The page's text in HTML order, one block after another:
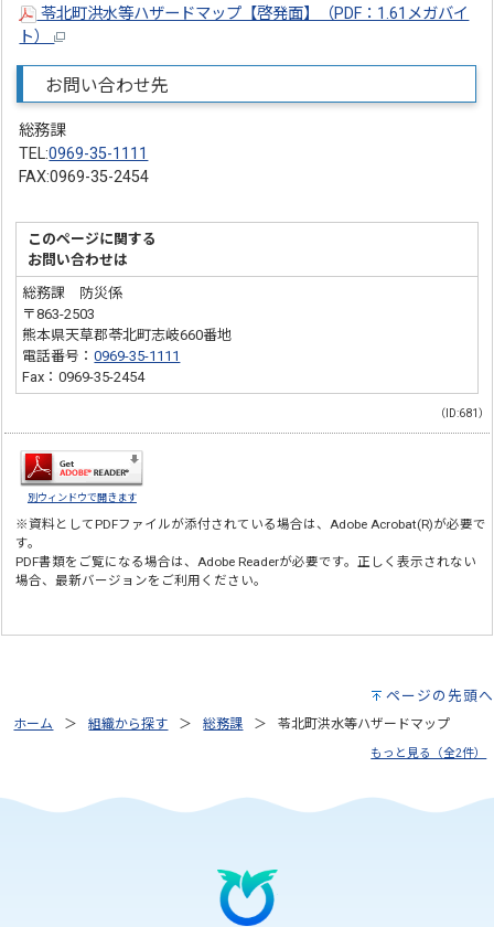
苓北町洪水等ハザードマップ【啓発面】（PDF：1.61メガバイ
ト）
お問い合わせ先
総務課
TEL:0969-35-1111
FAX:0969-35-2454
このページに関する
お問い合わせは
総務課 防災係
〒863-2503
熊本県天草郡苓北町志岐660番地
電話番号：0969-35-1111
Fax：0969-35-2454
（ID:681）
別ウィンドウで開きます
※資料としてPDFファイルが添付されている場合は、Adobe Acrobat(R)が必要で
す。
PDF書類をご覧になる場合は、Adobe Readerが必要です。正しく表示されない
場合、最新バージョンをご利用ください。
ページの先頭へ
ホーム 組織から探す 総務課 苓北町洪水等ハザードマップ
もっと見る（全2件）